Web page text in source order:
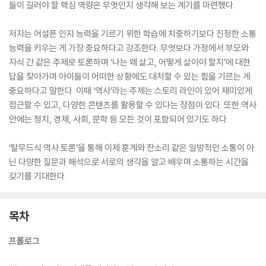
들이 길러야 할 핵심 역량은 무엇인지 생각해 보는 계기를 마련했다.
저자는 어설픈 인지 능력을 기르기 위한 학습에 치중하기보다 진정한 소통
능력을 키우는 게 가장 중요하다고 강조한다. 무엇보다 가정에서 부모와
자식 간 같은 주제로 토론하며 ‘나는 왜 살고, 어떻게 살아야 할지’에 대한
답을 찾아가며 아이들이 어떠한 상황에도 대처할 수 있는 힘을 기르는 게
중요하다고 말한다. 이때 ‘역사’라는 주제는 스토리 라인이 있어 재미있게
접근할 수 있고, 다양한 콘텐츠를 활용할 수 있다는 장점이 있다. 또한 역사
안에는 정치, 경제, 사회, 문학 등 모든 것이 포함되어 있기도 하다.
‘탈무드식 역사 토론’을 통해 이제 훈계와 잔소리 같은 일방적인 소통이 아
닌 다양한 질문과 해석으로 서로의 생각을 알고 배우며 소통하는 시간을
갖기를 기대한다.
목차
프롤로그